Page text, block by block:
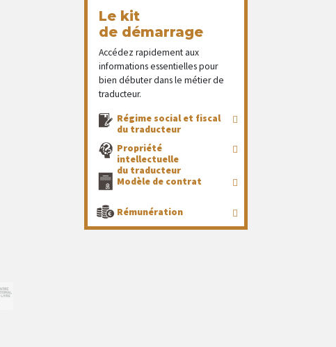
Le kit
de démarrage
Accédez rapidement aux
informations essentielles pour
bien débuter dans le métier de
traducteur.
Régime social et fiscal
du traducteur
Propriété
intellectuelle
du traducteur
Modèle de contrat
Rémunération